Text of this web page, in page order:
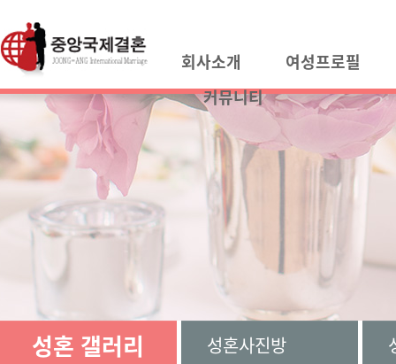
회사소개
여성프로필
커뮤니티
성혼 갤러리 성혼사진방